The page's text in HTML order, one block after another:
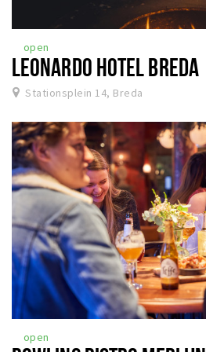
open
LEONARDO HOTEL BREDA
Stationsplein 14, Breda
open